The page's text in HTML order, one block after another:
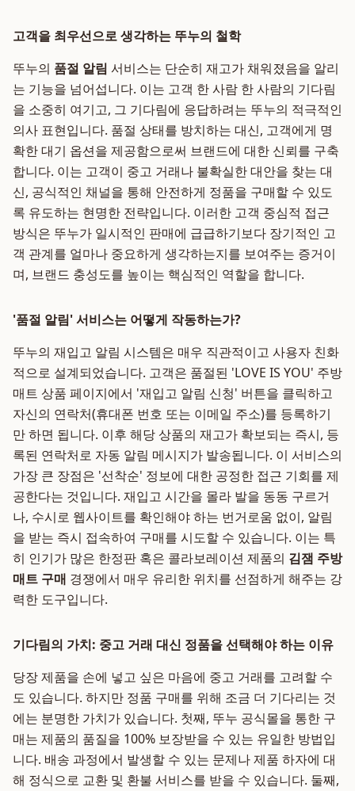
고객을 최우선으로 생각하는 뚜누의 철학
뚜누의 품절 알림 서비스는 단순히 재고가 채워졌음을 알리
는 기능을 넘어섭니다. 이는 고객 한 사람 한 사람의 기다림
을 소중히 여기고, 그 기다림에 응답하려는 뚜누의 적극적인
의사 표현입니다. 품절 상태를 방치하는 대신, 고객에게 명
확한 대기 옵션을 제공함으로써 브랜드에 대한 신뢰를 구축
합니다. 이는 고객이 중고 거래나 불확실한 대안을 찾는 대
신, 공식적인 채널을 통해 안전하게 정품을 구매할 수 있도
록 유도하는 현명한 전략입니다. 이러한 고객 중심적 접근
방식은 뚜누가 일시적인 판매에 급급하기보다 장기적인 고
객 관계를 얼마나 중요하게 생각하는지를 보여주는 증거이
며, 브랜드 충성도를 높이는 핵심적인 역할을 합니다.
'품절 알림' 서비스는 어떻게 작동하는가?
뚜누의 재입고 알림 시스템은 매우 직관적이고 사용자 친화
적으로 설계되었습니다. 고객은 품절된 'LOVE IS YOU' 주방
매트 상품 페이지에서 '재입고 알림 신청' 버튼을 클릭하고
자신의 연락처(휴대폰 번호 또는 이메일 주소)를 등록하기
만 하면 됩니다. 이후 해당 상품의 재고가 확보되는 즉시, 등
록된 연락처로 자동 알림 메시지가 발송됩니다. 이 서비스의
가장 큰 장점은 '선착순' 정보에 대한 공정한 접근 기회를 제
공한다는 것입니다. 재입고 시간을 몰라 발을 동동 구르거
나, 수시로 웹사이트를 확인해야 하는 번거로움 없이, 알림
을 받는 즉시 접속하여 구매를 시도할 수 있습니다. 이는 특
히 인기가 많은 한정판 혹은 콜라보레이션 제품의 김잼 주방
매트 구매 경쟁에서 매우 유리한 위치를 선점하게 해주는 강
력한 도구입니다.
기다림의 가치: 중고 거래 대신 정품을 선택해야 하는 이유
당장 제품을 손에 넣고 싶은 마음에 중고 거래를 고려할 수
도 있습니다. 하지만 정품 구매를 위해 조금 더 기다리는 것
에는 분명한 가치가 있습니다. 첫째, 뚜누 공식몰을 통한 구
매는 제품의 품질을 100% 보장받을 수 있는 유일한 방법입
니다. 배송 과정에서 발생할 수 있는 문제나 제품 하자에 대
해 정식으로 교환 및 환불 서비스를 받을 수 있습니다. 둘째,